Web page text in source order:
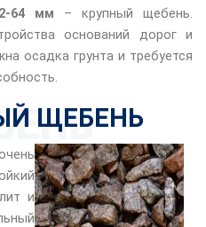
64 мм – крупный щебень.
оснований дорог и
осадка грунта и требуется
ЩЕБЕНЬ
и